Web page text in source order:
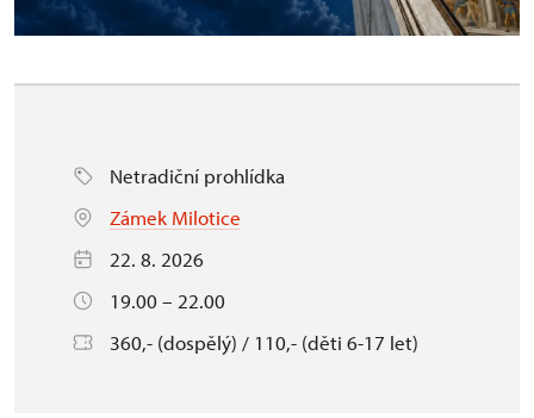
Netradiční prohlídka
Zámek Milotice
22. 8. 2026
19.00 – 22.00
360,- (dospělý) / 110,- (děti 6-17 let)